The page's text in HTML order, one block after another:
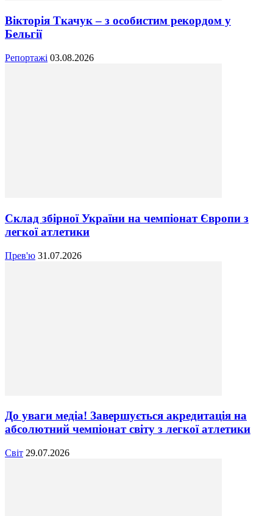
Вікторія Ткачук – з особистим рекордом у
Бельгії
Репортажі 03.08.2026
Склад збірної України на чемпіонат Європи з
легкої атлетики
Прев'ю 31.07.2026
До уваги медіа! Завершується акредитація на
абсолютний чемпіонат світу з легкої атлетики
Світ 29.07.2026